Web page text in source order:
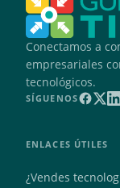
Conectamos a
empresariales
tecnológicos.
SÍGUENOS
ENLACES ÚTILES
¿Vendes